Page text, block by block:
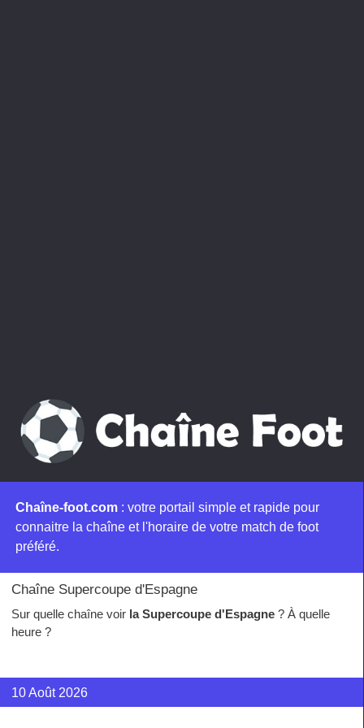
Chaîne-foot.com : votre portail simple et rapide pour
connaitre la chaîne et l'horaire de votre match de foot
préféré.
Chaîne Supercoupe d'Espagne
Sur quelle chaîne voir la Supercoupe d'Espagne ? À quelle
heure ?
10 Août 2026